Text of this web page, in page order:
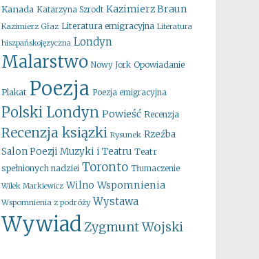
Kanada Katarzyna Szrodt Kazimierz Braun
Kazimierz Głaz Literatura emigracyjna Literatura
hiszpańskojęzyczna Londyn
Malarstwo Nowy Jork Opowiadanie
Plakat Poezja Poezja emigracyjna
Polski Londyn Powieść Recenzja
Recenzja ksiązki Rysunek Rzeźba
Salon Poezji Muzyki i Teatru Teatr
spełnionych nadziei Toronto Tłumaczenie
Wilek Markiewicz Wilno Wspomnienia
Wspomnienia z podróży Wystawa
WywiadZygmunt Wojski